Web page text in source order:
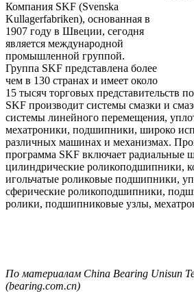
Компания SKF (Svenska
Kullagerfabriken), основанная в
1907 году в Швеции, сегодня
является международной
промышленной группой.
Группа SKF представлена более
чем в 130 странах и имеет около
15 тысяч торговых представительств
SKF производит системы смазки и
системы линейного перемещения,
мехатроники, подшипники, широко
различных машинах и механизмах.
программа SKF включает радиальные
цилиндрические роликоподшипники,
игольчатые роликовые подшипники,
сферические роликоподшипники,
ролики, подшипниковые узлы,
По материалам China Bearing Unisun
(bearing.com.cn)